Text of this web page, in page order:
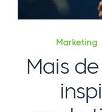
Marketing
Mais